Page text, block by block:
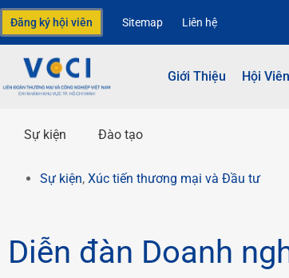
Đăng ký hội viên Sitemap Liên hệ
Giới Thiệu Hội Viên
Sự kiện Đào tạo
Sự kiện, Xúc tiến thương mại và Đầu tư
Diễn đàn Doanh